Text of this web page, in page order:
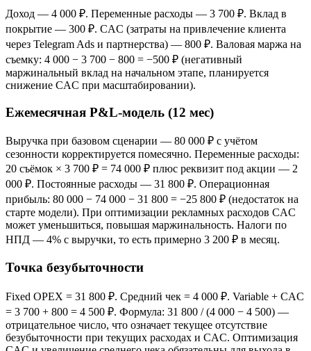
Доход — 4 000 ₽. Переменные расходы — 3 700 ₽. Вклад в
покрытие — 300 ₽. CAC (затраты на привлечение клиента
через Telegram Ads и партнерства) — 800 ₽. Валовая маржа на
съемку: 4 000 − 3 700 − 800 = −500 ₽ (негативный
маржинальный вклад на начальном этапе, планируется
снижение CAC при масштабировании).
Ежемесячная P&L-модель (12 мес)
Выручка при базовом сценарии — 80 000 ₽ с учётом
сезонности корректируется помесячно. Переменные расходы:
20 съёмок × 3 700 ₽ = 74 000 ₽ плюс реквизит под акции — 2
000 ₽. Постоянные расходы — 31 800 ₽. Операционная
прибыль: 80 000 − 74 000 − 31 800 = −25 800 ₽ (недостаток на
старте модели). При оптимизации рекламных расходов CAC
может уменьшиться, повышая маржинальность. Налоги по
НПД — 4% с выручки, то есть примерно 3 200 ₽ в месяц.
Точка безубыточности
Fixed OPEX = 31 800 ₽. Средний чек = 4 000 ₽. Variable + CAC
= 3 700 + 800 = 4 500 ₽. Формула: 31 800 / (4 000 − 4 500) —
отрицательное число, что означает текущее отсутствие
безубыточности при текущих расходах и CAC. Оптимизация